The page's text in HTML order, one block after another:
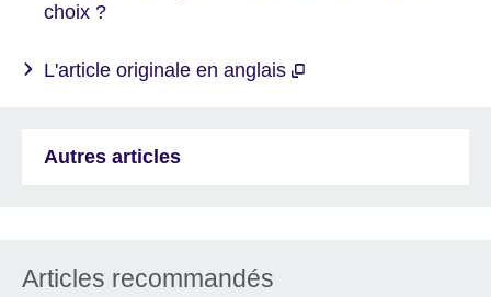
choix ?
L'article originale en anglais
Autres articles
Articles recommandés